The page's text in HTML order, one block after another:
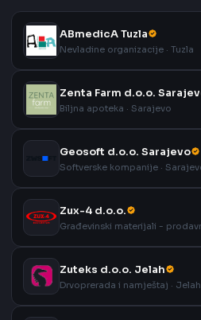
ABmedicA Tuzla
Nevladine organizacije · Tuzla
Zenta Farm d.o.o.
Biljna apoteka · Sarajevo
Geosoft d.o.o. Sarajevo
Softverske kompanije ·
Zux-4 d.o.o.
Građevinski materijali -
Zuteks d.o.o. Jelah
Drvoprerada i namještaj · Jelah